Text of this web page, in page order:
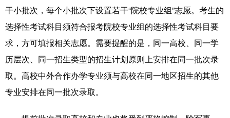
干小批次，每个小批次下设置若干“院校专业组”志愿。考生的
选择性考试科目须符合报考院校专业组的选择性考试科目要
求，方可填报相关志愿。需要提醒的是，同一高校、同一学
历层次、同一招生类型的招生计划原则上安排在同一批次录
取。高校中外合作办学专业须与高校在同一地区招生的其他
专业安排在同一批次录取。